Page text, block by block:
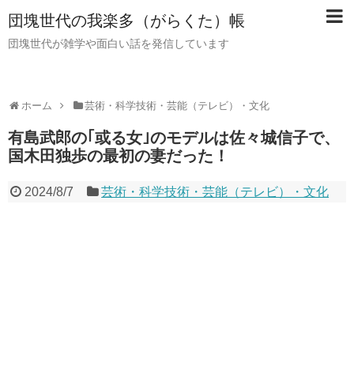
団塊世代の我楽多（がらくた）帳
団塊世代が雑学や面白い話を発信しています
ホーム 芸術・科学技術・芸能（テレビ）・文化
有島武郎の｢或る女｣のモデルは佐々城信子で、
国木田独歩の最初の妻だった！
2024/8/7 芸術・科学技術・芸能（テレビ）・文化